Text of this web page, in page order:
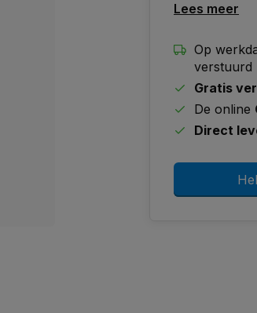
Lees meer
Op
verstuurd
Gratis
De online
Direct